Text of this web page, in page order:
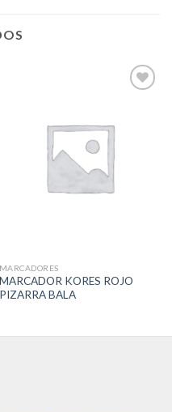
MARCADORES
MARCADOR KORES ROJO
PIZARRA BALA